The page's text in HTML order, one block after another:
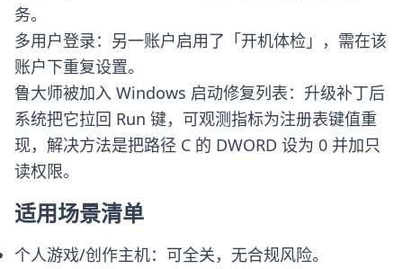
务。
多用户登录：另一账户启用了「开机体检」，需在该
账户下重复设置。
鲁大师被加入 Windows 启动修复列表：升级补丁后
系统把它拉回 Run 键，可观测指标为注册表键值重
现，解决方法是把路径 C 的 DWORD 设为 0 并加只
读权限。
适用场景清单
个人游戏/创作主机：可全关，无合规风险。